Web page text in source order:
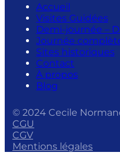
Accueil
Visites Guidées
Demi-journée –
Journée
Sites historiques
Contact
À propos
Blog
© 2024 Cecile
CGU
CGV
Mentions légales